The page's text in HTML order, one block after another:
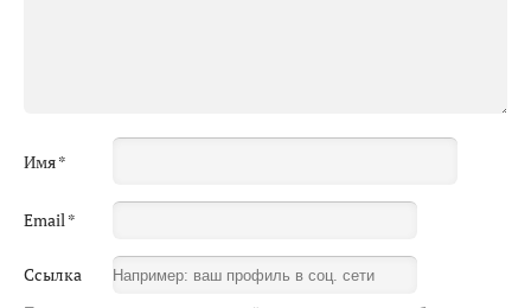
Имя*
Email*
Ссылка